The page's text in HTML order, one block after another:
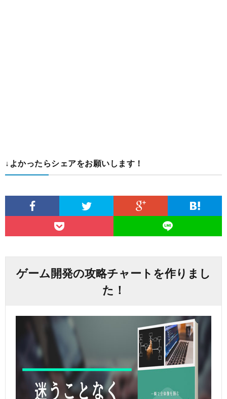
↓よかったらシェアをお願いします！
ゲーム開発の攻略チャートを作りまし
た！